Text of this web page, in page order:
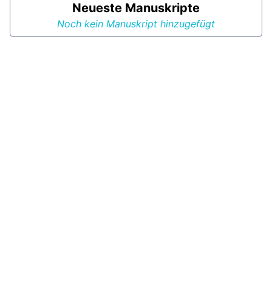
Neueste Manuskripte
Noch kein Manuskript hinzugefügt